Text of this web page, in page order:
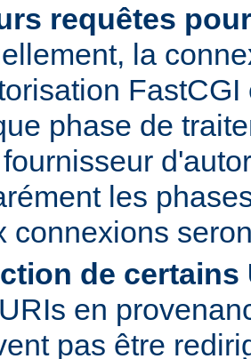
requêtes
la
phase de
les
connexions
de certains
en
pas être